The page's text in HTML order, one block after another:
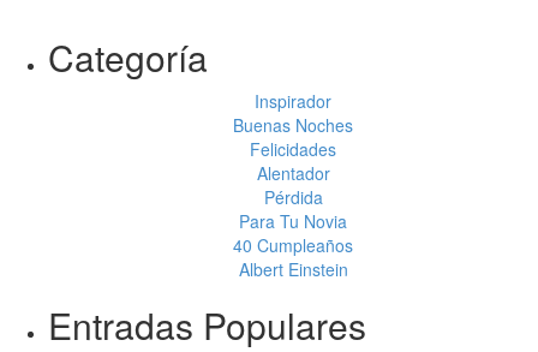
Categoría
Inspirador
Buenas Noches
Felicidades
Alentador
Pérdida
Para Tu Novia
40 Cumpleaños
Albert Einstein
Entradas Populares